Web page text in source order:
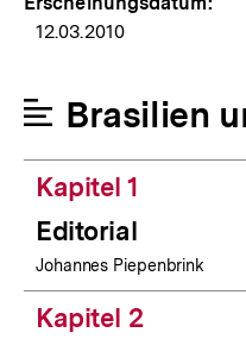
12.03.2010
Brasilien
Kapitel 1
Editorial
Johannes Piepenbrink
Kapitel 2